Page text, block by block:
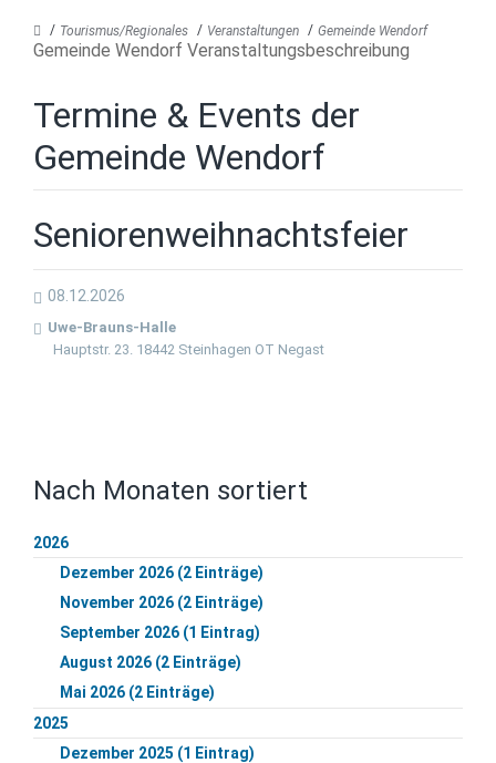
Tourismus/Regionales Veranstaltungen Gemeinde Wendorf
Gemeinde Wendorf Veranstaltungsbeschreibung
Termine & Events der
Gemeinde Wendorf
Seniorenweihnachtsfeier
08.12.2026
Uwe-Brauns-Halle
Hauptstr. 23. 18442 Steinhagen OT Negast
Nach Monaten sortiert
2026
Dezember 2026 (2 Einträge)
November 2026 (2 Einträge)
September 2026 (1 Eintrag)
August 2026 (2 Einträge)
Mai 2026 (2 Einträge)
2025
Dezember 2025 (1 Eintrag)